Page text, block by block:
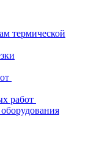
термической
работ